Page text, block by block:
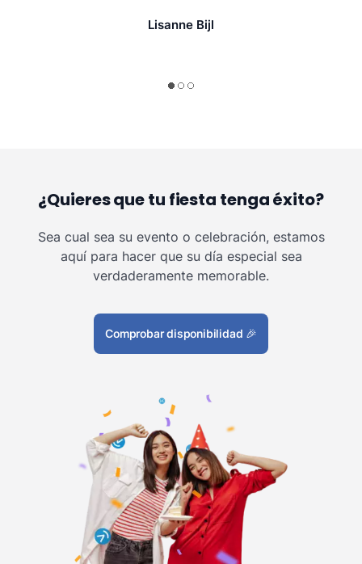
Lisanne Bijl
¿Quieres que tu fiesta tenga éxito?
Sea cual sea su evento o celebración, estamos
aquí para hacer que su día especial sea
verdaderamente memorable.
Comprobar disponibilidad 🎉